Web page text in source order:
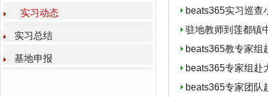
实习动态
实习总结
基地申报
beats365实习巡查
驻地教师到莲都镇
beats365教专家组
beats365专家组赴
beats365专家团队